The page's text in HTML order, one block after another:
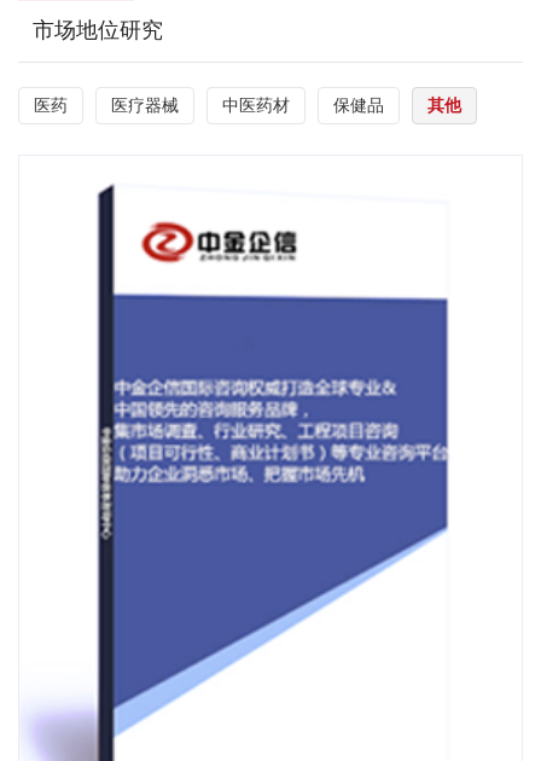
市场地位研究
医药 医疗器械 中医药材 保健品 其他